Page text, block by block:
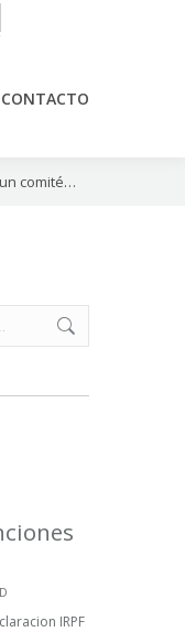
CONTACTO
comité…
IRPF